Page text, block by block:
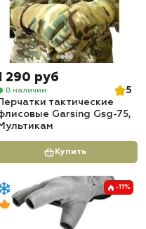
290 руб
В наличии
5
тактические
Garsing Gsg-75,
Купить
-11%